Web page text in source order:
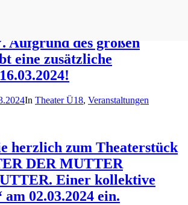
DER MUTTER
Einer kollektive
Aufgrund des großen
eine zusätzliche
In Theater Ü18, Veranstaltungen
herzlich zum Theaterstück
DER MUTTER
Einer kollektive
02.03.2024 ein.